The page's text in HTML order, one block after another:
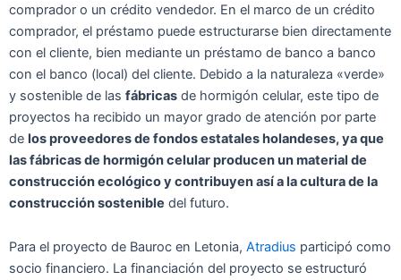
comprador o un crédito vendedor. En el marco de un crédito
comprador, el préstamo puede estructurarse bien directamente
con el cliente, bien mediante un préstamo de banco a banco
con el banco (local) del cliente. Debido a la naturaleza «verde»
y sostenible de las fábricas de hormigón celular, este tipo de
proyectos ha recibido un mayor grado de atención por parte
de los proveedores de fondos estatales holandeses, ya que
las fábricas de hormigón celular producen un material de
construcción ecológico y contribuyen así a la cultura de la
construcción sostenible del futuro.
Para el proyecto de Bauroc en Letonia, Atradius participó como
socio financiero. La financiación del proyecto se estructuró